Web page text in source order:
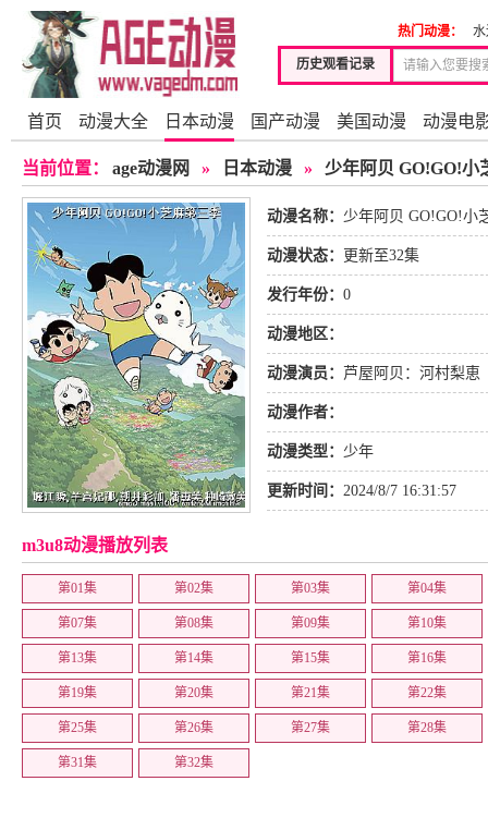
历史观看记录
热门动漫：
首页 动漫大全 日本动漫 国产动漫 美国动漫 动漫电
当前位置： age动漫网 » 日本动漫 » 少年阿贝 GO!GO!小
动漫名称： 少年阿贝 GO!GO!小
动漫状态： 更新至32集
发行年份： 0
动漫地区：
动漫演员： 芦屋阿贝：河村梨恵
田健次郎
动漫作者：
动漫类型： 少年
更新时间： 2024/8/7 16:31:57
m3u8动漫播放列表
第01集 第02集 第03集 第04集
第07集 第08集 第09集 第10集
第13集 第14集 第15集 第16集
第19集 第20集 第21集 第22集
第25集 第26集 第27集 第28集
第31集 第32集